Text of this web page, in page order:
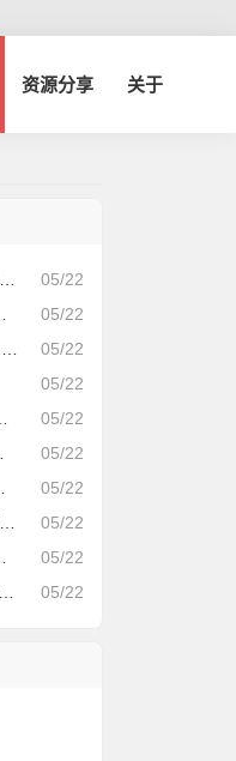
资源分享 关于
05/22
05/22
05/22
05/22
05/22
05/22
05/22
05/22
05/22
05/22